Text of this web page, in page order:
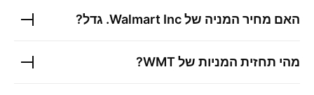
האם מחיר המניה שלWalmart Inc. גדל?
מהי תחזית המניות שלWMT
?